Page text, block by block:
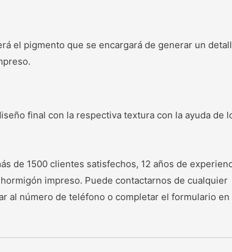
el pigmento que se encargará de generar un
final con la respectiva textura con la ayuda de
de 1500 clientes satisfechos, 12 años de
impreso. Puede contactarnos de cualquier
al número de teléfono o completar el formulario en